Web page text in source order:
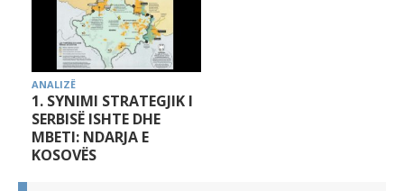
ANALIZË
1. SYNIMI STRATEGJIK I
SERBISË ISHTE DHE
MBETI: NDARJA E
KOSOVËS